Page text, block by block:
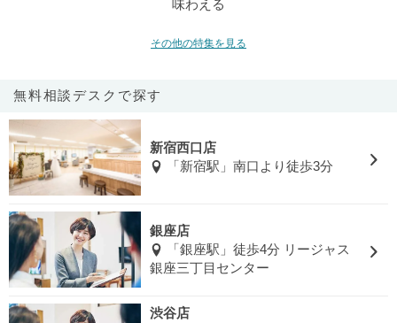
味わえる
その他の特集を見る
無料相談デスクで探す
新宿西口店
「新宿駅」南口より徒歩3分
銀座店
「銀座駅」徒歩4分 リージャス
銀座三丁目センター
渋谷店